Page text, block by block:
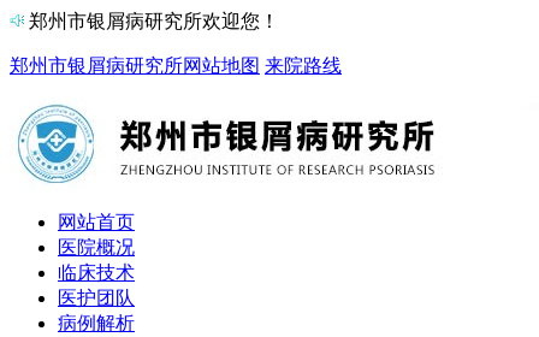
郑州市银屑病研究所欢迎您！
郑州市银屑病研究所网站地图 来院路线
网站首页
医院概况
临床技术
医护团队
病例解析